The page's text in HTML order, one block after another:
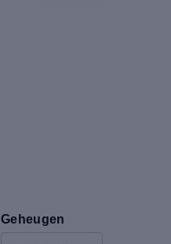
Geheugen